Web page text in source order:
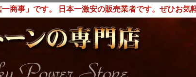
事」です。 日本一激安の販売業者です。ぜひお気